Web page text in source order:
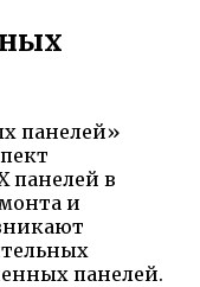
панелей»
панелей в
и
панелей.